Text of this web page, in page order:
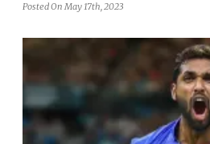
Posted On May 17th, 2023